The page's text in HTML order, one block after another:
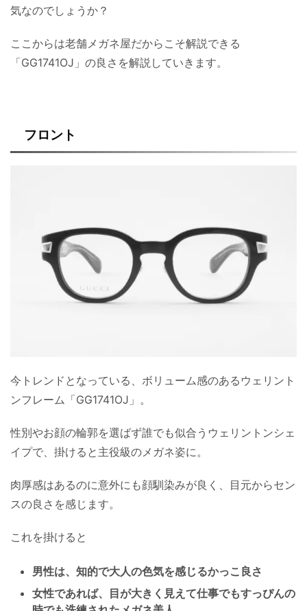
気なのでしょうか？
ここからは老舗メガネ屋だからこそ解説できる
「GG1741OJ」の良さを解説していきます。
フロント
今トレンドとなっている、ボリューム感のあるウェリント
ンフレーム「GG1741OJ」。
性別やお顔の輪郭を選ばず誰でも似合うウェリントンシェ
イプで、掛けると主役級のメガネ姿に。
肉厚感はあるのに意外にも顔馴染みが良く、目元からセン
スの良さを感じます。
これを掛けると
男性は、知的で大人の色気を感じるかっこ良さ
女性であれば、目が大きく見えて仕事でもすっぴんの